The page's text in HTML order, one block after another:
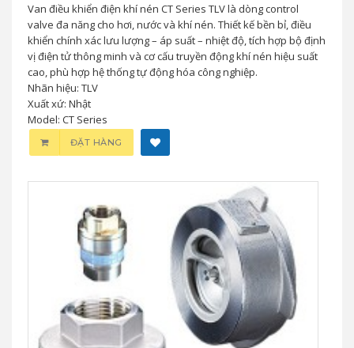
Van điều khiển điện khí nén CT Series TLV là dòng control
valve đa năng cho hơi, nước và khí nén. Thiết kế bền bỉ, điều
khiển chính xác lưu lượng – áp suất – nhiệt độ, tích hợp bộ định
vị điện tử thông minh và cơ cấu truyền động khí nén hiệu suất
cao, phù hợp hệ thống tự động hóa công nghiệp.
Nhãn hiệu: TLV
Xuất xứ: Nhật
Model: CT Series
ĐẶT HÀNG